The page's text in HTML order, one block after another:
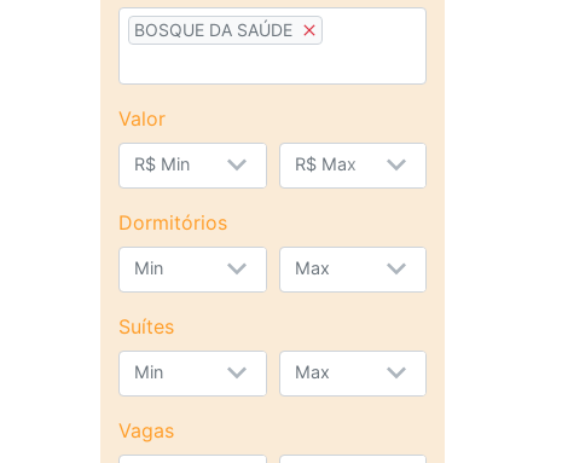
BOSQUE DA SAÚDE
Valor
R$ Min R$ Max
Dormitórios
Min Max
Suítes
Min Max
Vagas